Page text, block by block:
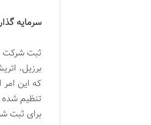
سرمایه
ثبت شرکت
برزیل،
که این
تنظیم شده
برای ثبت